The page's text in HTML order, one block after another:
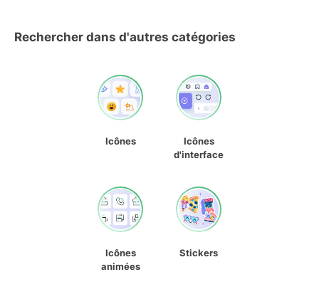
Rechercher dans d'autres catégories
Icônes
Icônes
d'interface
Icônes
animées
Stickers